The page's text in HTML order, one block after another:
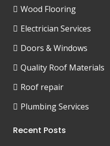
Wood Flooring
Electrician Services
Doors & Windows
Quality Roof Materials
Roof repair
Plumbing Services
Recent Posts